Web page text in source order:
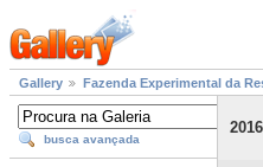
Gallery Fazenda Experimental da
busca avançada